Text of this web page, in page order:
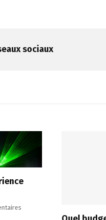
sociaux